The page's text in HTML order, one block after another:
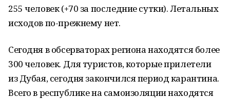
255 человек (+70 за последние сутки). Летальных
исходов по-прежнему нет.
Сегодня в обсерваторах региона находятся более
300 человек. Для туристов, которые прилетели
из Дубая, сегодня закончился период карантина.
Всего в республике на самоизоляции находятся